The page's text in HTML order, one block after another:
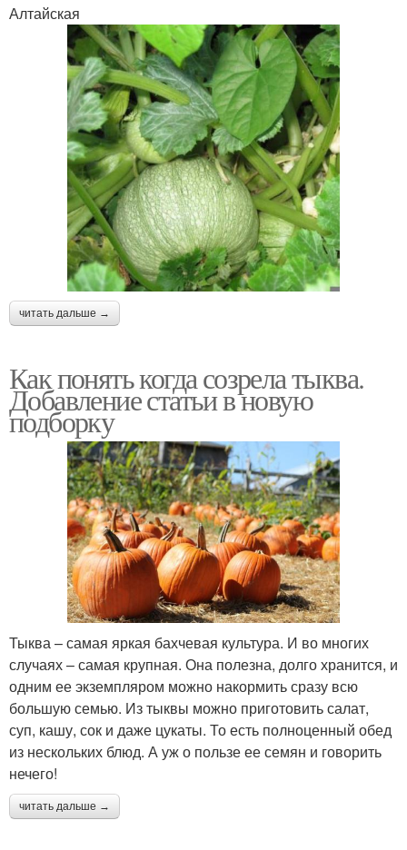
Алтайская
читать дальше →
Как понять когда созрела тыква.
Добавление статьи в новую
подборку
Тыква – самая яркая бахчевая культура. И во многих
случаях – самая крупная. Она полезна, долго хранится, и
одним ее экземпляром можно накормить сразу всю
большую семью. Из тыквы можно приготовить салат,
суп, кашу, сок и даже цукаты. То есть полноценный обед
из нескольких блюд. А уж о пользе ее семян и говорить
нечего!
читать дальше →